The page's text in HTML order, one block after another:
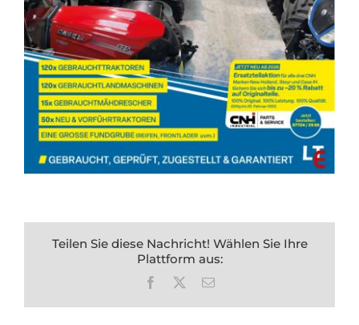
Teilen Sie diese Nachricht! Wählen Sie Ihre
Plattform aus:
Facebook
E-